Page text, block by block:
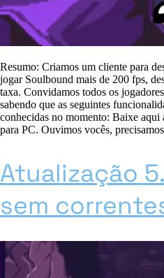
Resumo: Criamos um cliente para
jogar Soulbound mais de 200 fps,
taxa. Convidamos todos os
sabendo que as seguintes
conhecidas no momento: Baixe aqui
para PC. Ouvimos vocês,
Atualização
sem